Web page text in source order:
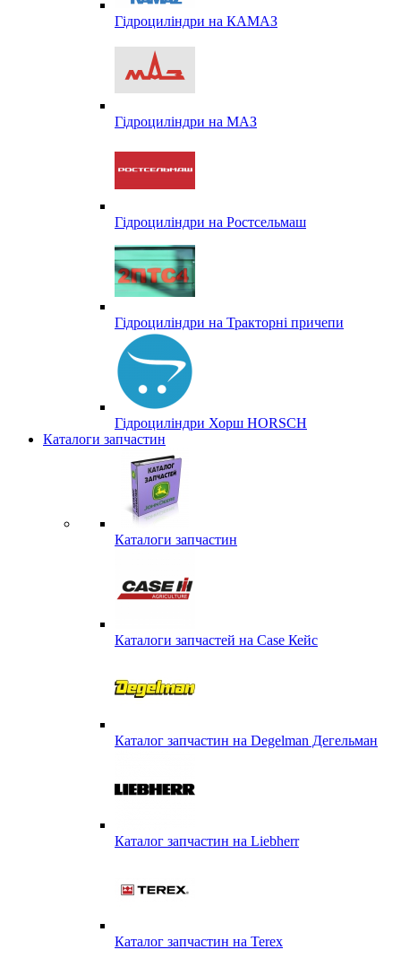
Гідроциліндри на КАМАЗ
Гідроциліндри на МАЗ
Гідроциліндри на Ростсельмаш
Гідроциліндри на Тракторні причепи
Гідроциліндри Хорш HORSCH
Каталоги запчастин
Каталоги запчастин
Каталоги запчастей на Case Кейс
Каталог запчастин на Degelman Дегельман
Каталог запчастин на Liebherr
Каталог запчастин на Terex